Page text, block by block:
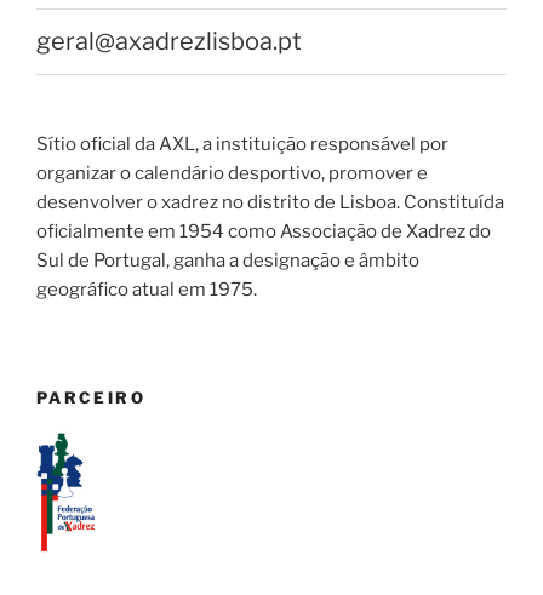
geral@axadrezlisboa.pt
Sítio oficial da AXL, a instituição responsável por
organizar o calendário desportivo, promover e
desenvolver o xadrez no distrito de Lisboa. Constituída
oficialmente em 1954 como Associação de Xadrez do
Sul de Portugal, ganha a designação e âmbito
geográfico atual em 1975.
PARCEIRO